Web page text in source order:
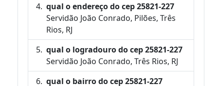
qual o endereço do cep 25821-227
Servidão João Conrado, Pilões, Três
Rios, RJ
qual o logradouro do cep 25821-227
Servidão João Conrado, Três Rios, RJ
qual o bairro do cep 25821-227